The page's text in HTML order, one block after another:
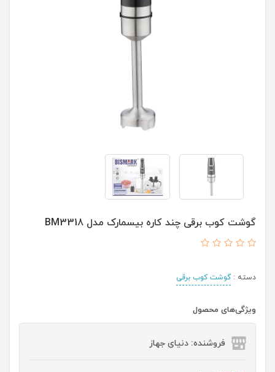
گوشت كوب برقی چند كاره بیسمارک مدل BM3318
دسته :گوشت کوب برقی
ویژگی‌های محصول
فروشنده: دنیای جهاز